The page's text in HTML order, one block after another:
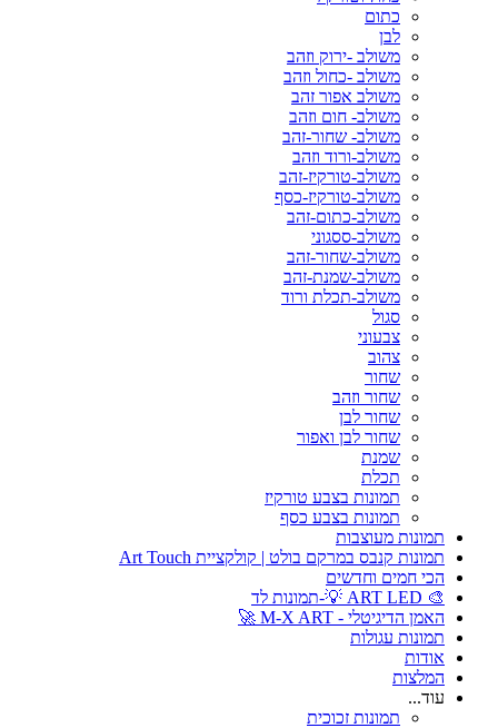
כתום
לבן
משולב -ירוק וזהב
משולב -כחול וזהב
משולב אפור זהב
משולב- חום וזהב
משולב- שחור-זהב
משולב-ורוד וזהב
משולב-טורקיז-זהב
משולב-טורקיז-כסף
משולב-כתום-זהב
משולב-ססגוני
משולב-שחור-זהב
משולב-שמנת-זהב
משולב-תכלת ורוד
סגול
צבעוני
צהוב
שחור
שחור וזהב
שחור לבן
שחור לבן ואפור
שמנת
תכלת
תמונות בצבע טורקיז
תמונות בצבע כסף
תמונות מעוצבות
תמונות קנבס במרקם בולט | קולקציית Art Touch
הכי חמים וחדשים
🎨 ART LED 💡-תמונות לד
האמן הדיגיטלי - M-X ART 🚀
תמונות עגולות
אודות
המלצות
עוד...
תמונות זכוכית